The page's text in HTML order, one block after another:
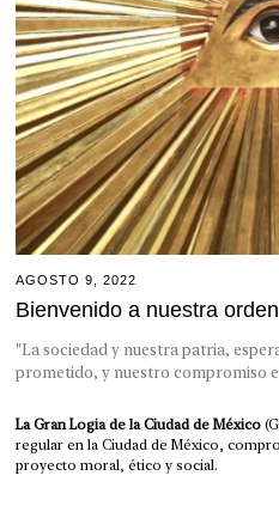
AGOSTO 9, 2022
Bienvenido a nuestra orden
"La sociedad y nuestra patria,
prometido, y nuestro compromiso
La Gran Logia de la Ciudad de México
regular en la Ciudad de México,
proyecto moral, ético y social.